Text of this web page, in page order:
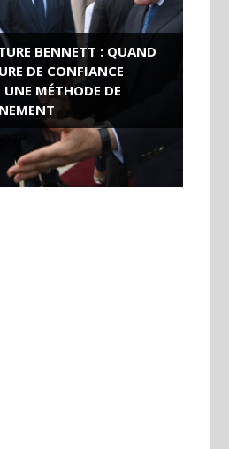
BENNETT : QUAND
DE CONFIANCE
UNE MÉTHODE DE
HEROÏNE DE LA
FRANÇAISE